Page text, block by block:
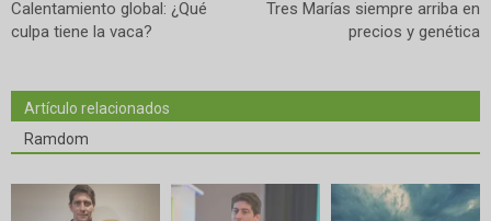
Calentamiento global: ¿Qué
culpa tiene la vaca?
Tres Marías siempre arriba en
precios y genética
Artículo relacionados
Ramdom